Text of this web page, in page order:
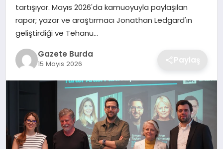
DÜNYA
SIYASET
tartışıyor. Mayıs 2026'da kamuoyuyla paylaşılan
rapor; yazar ve araştırmacı Jonathan Ledgard'ın
geliştirdiği ve Tehanu…
Gazete Burda
15 Mayıs 2026 Paylaş